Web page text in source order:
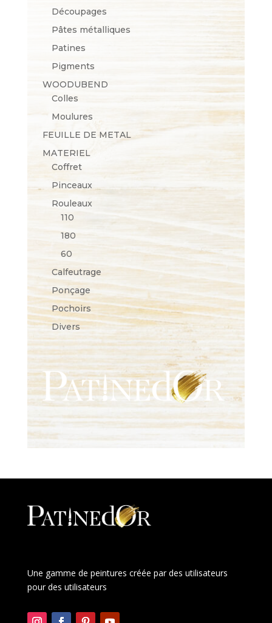
Découpages
Pâtes métalliques
Patines
Pigments
WOODUBEND
Colles
Moulures
FEUILLE DE METAL
MATERIEL
Coffret
Pinceaux
Rouleaux
110
180
60
Calfeutrage
Ponçage
Pochoirs
Divers
Une gamme de peintures créée par des utilisateurs
pour des utilisateurs